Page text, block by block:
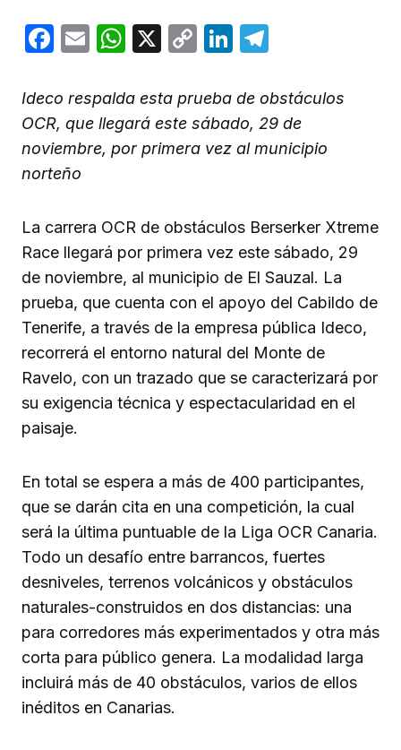
Facebook
EmailWhatsApp
X
CopyLinkedIn
Ideco respalda esta prueba de obstáculos
OCR, que llegará este sábado, 29 de
noviembre, por primera vez al municipio
norteño
La carrera OCR de obstáculos Berserker Xtreme
Race llegará por primera vez este sábado, 29
de noviembre, al municipio de El Sauzal. La
prueba, que cuenta con el apoyo del Cabildo de
Tenerife, a través de la empresa pública Ideco,
recorrerá el entorno natural del Monte de
Ravelo, con un trazado que se caracterizará por
su exigencia técnica y espectacularidad en el
paisaje.
En total se espera a más de 400 participantes,
que se darán cita en una competición, la cual
será la última puntuable de la Liga OCR Canaria.
Todo un desafío entre barrancos, fuertes
desniveles, terrenos volcánicos y obstáculos
naturales-construidos en dos distancias: una
para corredores más experimentados y otra más
corta para público genera. La modalidad larga
incluirá más de 40 obstáculos, varios de ellos
inéditos en Canarias.